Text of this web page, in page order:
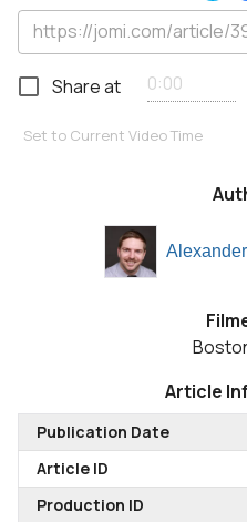
Share at
Set to Current Video Time
Article
Publication Date
Article ID
Production ID